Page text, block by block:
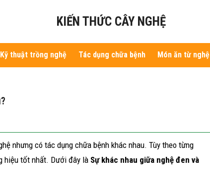
KIẾN THỨC CÂY NGHỆ
Kỹ thuật trồng nghệ Tác dụng chữa bệnh Món ăn từ nghệ
nhưng có tác dụng chữa bệnh khác nhau. Tùy theo từng
hiệu tốt nhất. Dưới đây là Sự khác nhau giữa nghệ đen và